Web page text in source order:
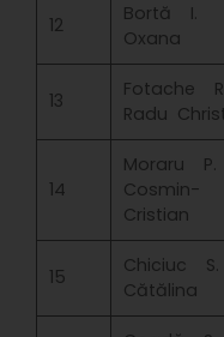
12
Bortă I.
Oxana
13
Fotache
Radu
14
Moraru P.
Cosmin-
Cristian
15
Chiciuc S.
Cătălina